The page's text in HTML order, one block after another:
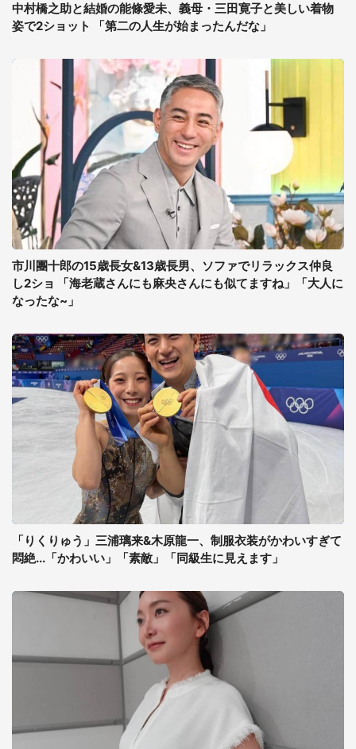
中村橋之助と結婚の能條愛未、義母・三田寛子と美しい着物
姿で2ショット 「第二の人生が始まったんだな」
市川團十郎の15歳長女&13歳長男、ソファでリラックス仲良
し2ショ 「海老蔵さんにも麻央さんにも似てますね」「大人に
なったな~」
「りくりゅう」三浦璃来&木原龍一、制服衣装がかわいすぎて
悶絶...「かわいい」「素敵」「同級生に見えます」